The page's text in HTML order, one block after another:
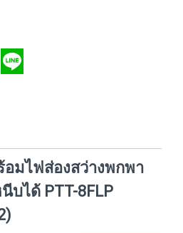
มไฟส่องสว่างพกพา
บได้ PTT-8FLP